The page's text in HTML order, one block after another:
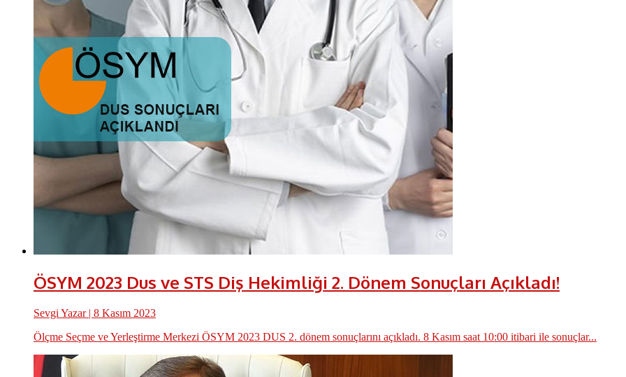
ÖSYM 2023 Dus ve STS Diş Hekimliği 2. Dönem Sonuçları Açıkladı!
Sevgi Yazar| 8 Kasım 2023
Ölçme Seçme ve Yerleştirme Merkezi ÖSYM 2023 DUS 2. dönem sonuçlarını açıkladı. 8 Kasım saat 10:00 itibari ile sonuçlar...